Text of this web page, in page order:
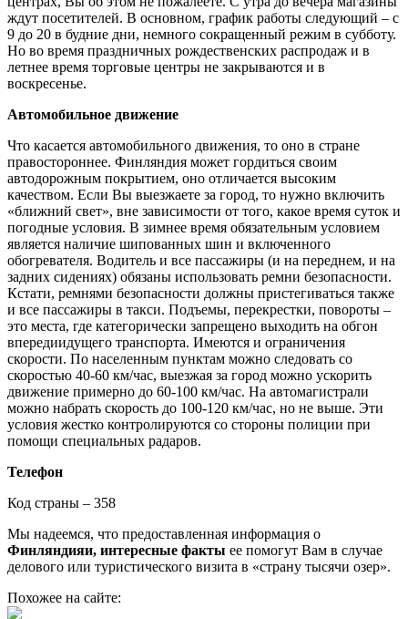
ждут посетителей. В основном, график работы следующий – с
9 до 20 в будние дни, немного сокращенный режим в субботу.
Но во время праздничных рождественских распродаж и в
летнее время торговые центры не закрываются и в
воскресенье.
Автомобильное движение
Что касается автомобильного движения, то оно в стране
правостороннее. Финляндия может гордиться своим
автодорожным покрытием, оно отличается высоким
качеством. Если Вы выезжаете за город, то нужно включить
«ближний свет», вне зависимости от того, какое время суток и
погодные условия. В зимнее время обязательным условием
является наличие шипованных шин и включенного
обогревателя. Водитель и все пассажиры (и на переднем, и на
задних сидениях) обязаны использовать ремни безопасности.
Кстати, ремнями безопасности должны пристегиваться также
и все пассажиры в такси. Подъемы, перекрестки, повороты –
это места, где категорически запрещено выходить на обгон
впередиидущего транспорта. Имеются и ограничения
скорости. По населенным пунктам можно следовать со
скоростью 40-60 км/час, выезжая за город можно ускорить
движение примерно до 60-100 км/час. На автомагистрали
можно набрать скорость до 100-120 км/час, но не выше. Эти
условия жестко контролируются со стороны полиции при
помощи специальных радаров.
Телефон
Код страны – 358
Мы надеемся, что предоставленная информация о
Финляндияи, интересные факты ее помогут Вам в случае
делового или туристического визита в «страну тысячи озер».
Похожее на сайте: